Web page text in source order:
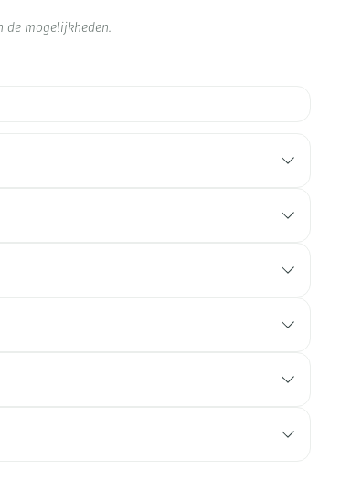
de mogelijkheden.